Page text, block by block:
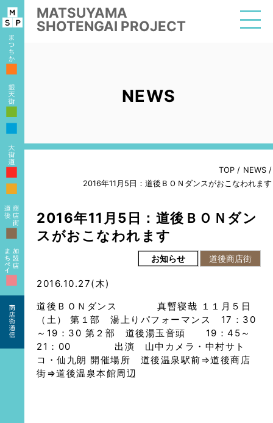
MATSUYAMA
SHOTENGAI PROJECT
■
■
■
■
■
■
■
NEWS
TOP / NEWS /
2016年11月5日：道後ＢＯＮダンスがおこなわれます
2016年11月5日：道後ＢＯＮダン
スがおこなわれます
お知らせ 道後商店街
2016.10.27(木)
道後ＢＯＮダンス 真暫寝哉 １１月５日
（土） 第１部 湯上りパフォーマンス 17：30
～19：30 第２部 道後湯玉音頭 19：45～
21：00 出演 山中カメラ・中村サト
コ・仙九朗 開催場所 道後温泉駅前⇒道後商店
街⇒道後温泉本館周辺